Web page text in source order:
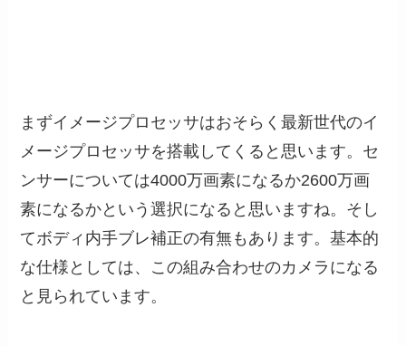
まずイメージプロセッサはおそらく最新世代のイ
メージプロセッサを搭載してくると思います。セ
ンサーについては4000万画素になるか2600万画
素になるかという選択になると思いますね。そし
てボディ内手ブレ補正の有無もあります。基本的
な仕様としては、この組み合わせのカメラになる
と見られています。